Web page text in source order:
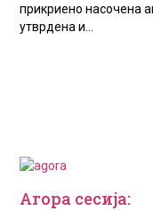
прикриено насочена
утврдена и...
Агора сесија: